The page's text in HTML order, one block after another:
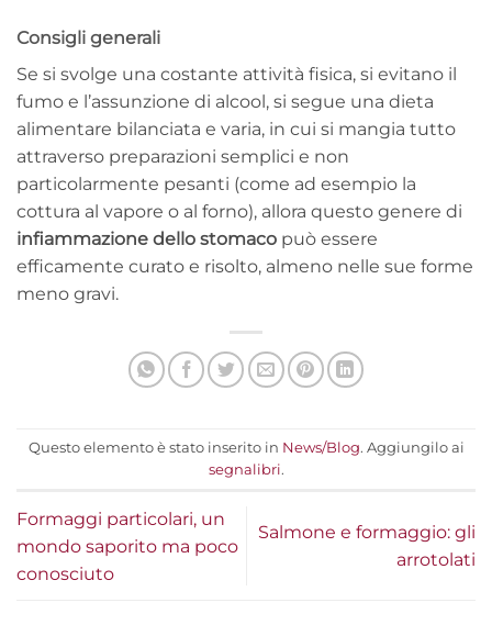
Consigli generali
Se si svolge una costante attività fisica, si evitano il
fumo e l’assunzione di alcool, si segue una dieta
alimentare bilanciata e varia, in cui si mangia tutto
attraverso preparazioni semplici e non
particolarmente pesanti (come ad esempio la
cottura al vapore o al forno), allora questo genere di
infiammazione dello stomaco può essere
efficamente curato e risolto, almeno nelle sue forme
meno gravi.
Questo elemento è stato inserito in News/Blog. Aggiungilo ai
segnalibri.
Formaggi particolari, un
mondo saporito ma poco
conosciuto
Salmone e formaggio: gli
arrotolati